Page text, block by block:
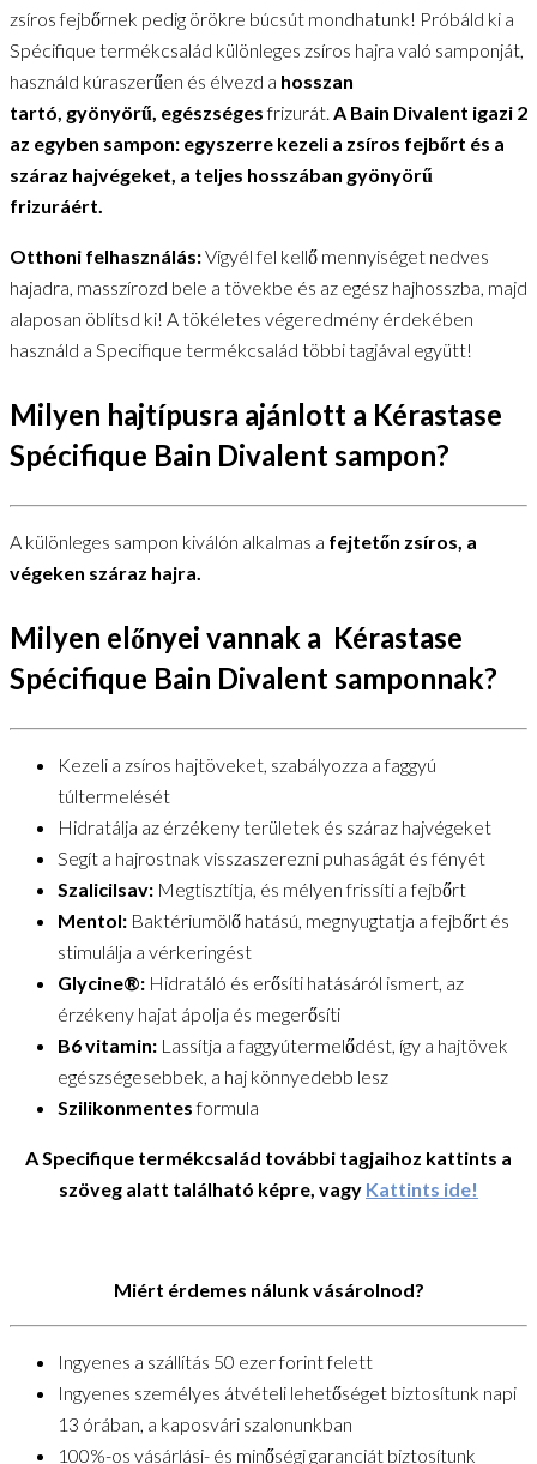
zsíros fejbőrnek pedig örökre búcsút mondhatunk! Próbáld ki a
Spécifique termékcsalád különleges zsíros hajra való samponját,
használd kúraszerűen és élvezd a hosszan
tartó, gyönyörű, egészségesfrizurát. A Bain Divalent igazi 2
az egyben sampon: egyszerre kezeli a zsíros fejbőrt és a
száraz hajvégeket, a teljes hosszában gyönyörű
frizuráért.
Otthoni felhasználás:Vigyél fel kellő mennyiséget nedves
hajadra, masszírozd bele a tövekbe és az egész hajhosszba, majd
alaposan öblítsd ki! A tökéletes végeredmény érdekében
használd a Specifique termékcsalád többi tagjával együtt!
Milyen hajtípusra ajánlott a Kérastase
Spécifique Bain Divalent sampon?
A különleges sampon kiválón alkalmas a fejtetőn zsíros, a
végeken száraz hajra.
Milyen előnyei vannak a Kérastase
Spécifique Bain Divalent samponnak?
Kezeli a zsíros hajtöveket, szabályozza a faggyú
túltermelését
Hidratálja az érzékeny területek és száraz hajvégeket
Segít a hajrostnak visszaszerezni puhaságát és fényét
Szalicilsav: Megtisztítja, és mélyen frissíti a fejbőrt
Mentol: Baktériumölő hatású, megnyugtatja a fejbőrt és
stimulálja a vérkeringést
Glycine®: Hidratáló és erősíti hatásáról ismert, az
érzékeny hajat ápolja és megerősíti
B6 vitamin: Lassítja a faggyútermelődést, így a hajtövek
egészségesebbek, a haj könnyedebb lesz
Szilikonmentesformula
A Specifique termékcsalád további tagjaihoz kattints a
szöveg alatt található képre, vagy Kattints ide!
Miért érdemes nálunk vásárolnod?
Ingyenes a szállítás 50 ezer forint felett
Ingyenes személyes átvételi lehetőséget biztosítunk napi
13 órában, a kaposvári szalonunkban
100%-os vásárlási- és minőségi garanciát biztosítunk